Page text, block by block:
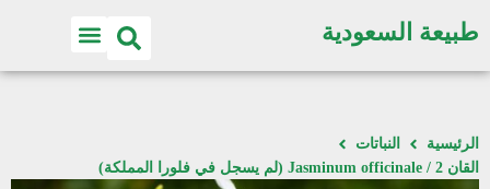
طبيعة السعودية
الرئيسية
النباتات
القان 2 / Jasminum officinale (لم يسجل في فلورا المملكة)